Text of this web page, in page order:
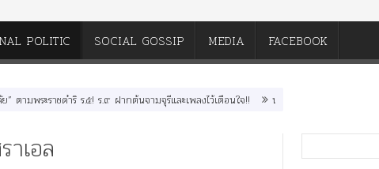
POLITIC SOCIAL GOSSIP MEDIA FACEBOOK
าชดำริ ร.๕! ร.๙ ฝากต้นจามจุรีและเพลงไว้เตือนใจ!! นางในวรรณคดี พระราชนิพนธ์ในพร
เอล